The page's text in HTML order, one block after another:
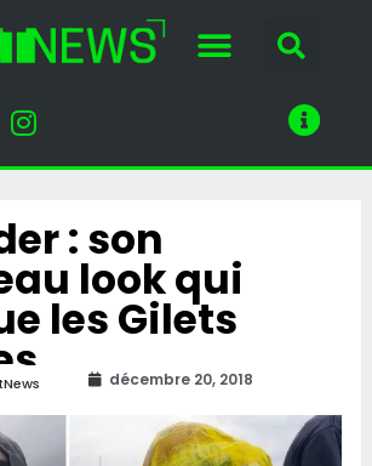
: son
look qui
les Gilets
décembre 20, 2018